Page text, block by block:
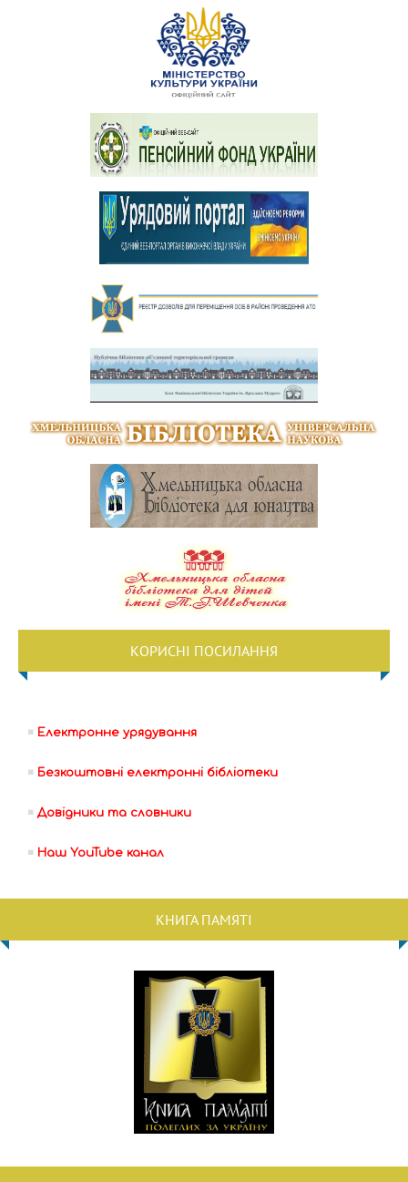
КОРИСНІ ПОСИЛАННЯ
Електронне урядування
Безкоштовні електронні бібліотеки
Довідники та словники
Наш YouTube канал
КНИГА ПАМЯТІ